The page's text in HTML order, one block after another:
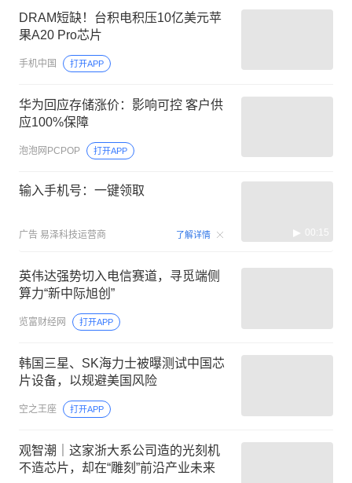
DRAM短缺！台积电积压10亿美元苹
果A20 Pro芯片
手机中国 打开APP
华为回应存储涨价：影响可控 客户供
应100%保障
泡泡网PCPOP 打开APP
输入手机号：一键领取
广告 易泽科技运营商 了解详情 00:15
英伟达强势切入电信赛道，寻觅端侧
算力“新中际旭创”
览富财经网 打开APP
韩国三星、SK海力士被曝测试中国芯
片设备，以规避美国风险
空之王座 打开APP
观智潮｜这家浙大系公司造的光刻机
不造芯片，却在“雕刻”前沿产业未来